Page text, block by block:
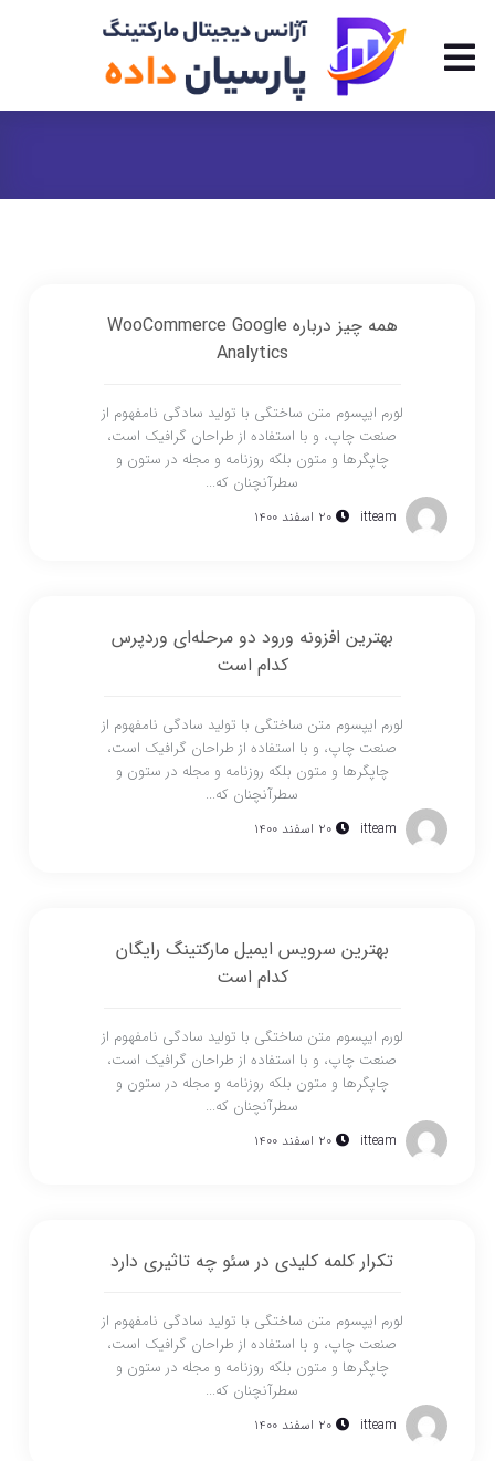
همه چیز درباره WooCommerce Google
Analytics
لورم ایپسوم متن ساختگی با تولید سادگی نامفهوم از
صنعت چاپ، و با استفاده از طراحان گرافیک است،
چاپگرها و متون بلکه روزنامه و مجله در ستون و
سطرآنچنان که...
itteam ۲۰ اسفند ۱۴۰۰
بهترین افزونه ورود دو مرحله‌ای وردپرس
کدام است
لورم ایپسوم متن ساختگی با تولید سادگی نامفهوم از
صنعت چاپ، و با استفاده از طراحان گرافیک است،
چاپگرها و متون بلکه روزنامه و مجله در ستون و
سطرآنچنان که...
itteam ۲۰ اسفند ۱۴۰۰
بهترین سرویس ایمیل مارکتینگ رایگان
کدام است
لورم ایپسوم متن ساختگی با تولید سادگی نامفهوم از
صنعت چاپ، و با استفاده از طراحان گرافیک است،
چاپگرها و متون بلکه روزنامه و مجله در ستون و
سطرآنچنان که...
itteam ۲۰ اسفند ۱۴۰۰
تکرار کلمه کلیدی در سئو چه تاثیری دارد
لورم ایپسوم متن ساختگی با تولید سادگی نامفهوم از
صنعت چاپ، و با استفاده از طراحان گرافیک است،
چاپگرها و متون بلکه روزنامه و مجله در ستون و
سطرآنچنان که...
itteam ۲۰ اسفند ۱۴۰۰